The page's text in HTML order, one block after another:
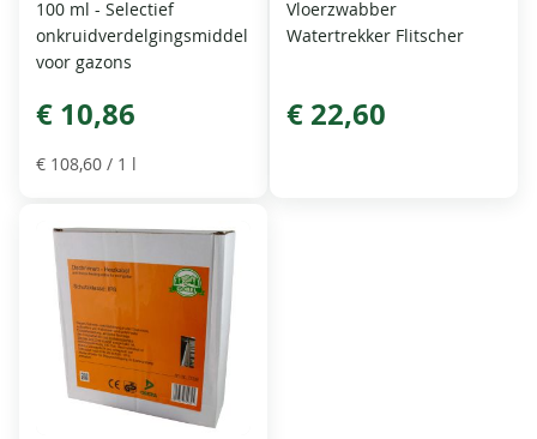
100 ml - Selectief
onkruidverdelgingsmiddel
voor gazons
€ 10,86
€ 108,60 / 1 l
Vloerzwabber
Watertrekker Flitscher
€ 22,60